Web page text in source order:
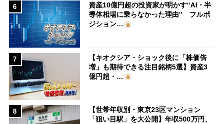
6
資産10億円超の投資家が明かす“AI・半
導体相場に乗らなかった理由” フルポ
ジション…
7
【キオクシア・ショック後に「株価倍
増」も期待できる注目銘柄5選】資産3
億円超・…
8
【世帯年収別・東京23区マンション
「狙い目駅」を大公開】年収500万円、